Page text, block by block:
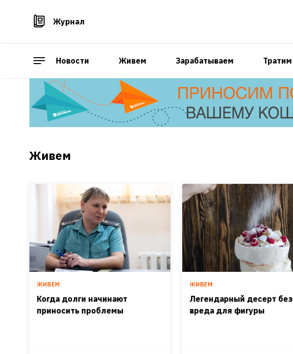
Журнал
Новости Живем Зарабатываем Тратим
Живем
ЖИВЕМ
Когда долги начинают
приносить проблемы
ЖИВЕМ
Легендарный десерт без
вреда для фигуры